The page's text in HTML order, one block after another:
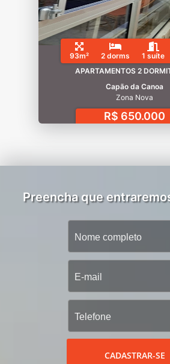
93m² 2 dorms 1 suíte
APARTAMENTOS 2
Capão da Canoa
Zona Nova
R$ 650.000
Preencha que
CADASTRAR-SE